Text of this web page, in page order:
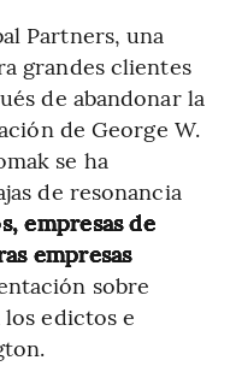
Partners, una
grandes clientes
de abandonar la
de George W.
se ha
de resonancia
empresas de
empresas
sobre
edictos e